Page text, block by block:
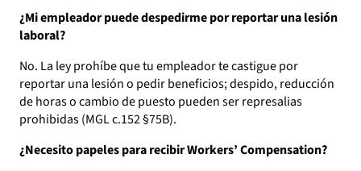
¿Mi empleador puede despedirme por reportar una lesión
laboral?
No. La ley prohíbe que tu empleador te castigue por
reportar una lesión o pedir beneficios; despido, reducción
de horas o cambio de puesto pueden ser represalias
prohibidas (MGL c.152 §75B).
¿Necesito papeles para recibir Workers’ Compensation?